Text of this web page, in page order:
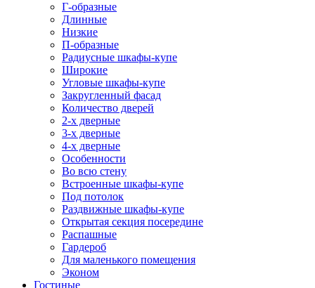
Г-образные
Длинные
Низкие
П-образные
Радиусные шкафы-купе
Широкие
Угловые шкафы-купе
Закругленный фасад
Количество дверей
2-х дверные
3-х дверные
4-х дверные
Особенности
Во всю стену
Встроенные шкафы-купе
Под потолок
Раздвижные шкафы-купе
Открытая секция посередине
Распашные
Гардероб
Для маленького помещения
Эконом
Гостиные